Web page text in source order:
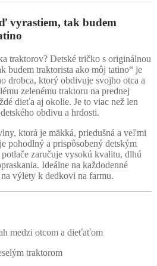
vyrastiem, tak budem
traktorov? Detské tričko s originálnou
budem traktorista ako môj tatino“ je
drobca, ktorý obdivuje svojho otca a
zelenému traktoru na prednej
dieťa aj okolie. Je to viac než len
obdivu a hrdosti.
ktorá je mäkká, priedušná a veľmi
pohodlný a prispôsobený detským
zaručuje vysokú kvalitu, dlhú
Ideálne na každodenné
výlety k dedkovi na farmu.
medzi otcom a dieťaťom
traktorom